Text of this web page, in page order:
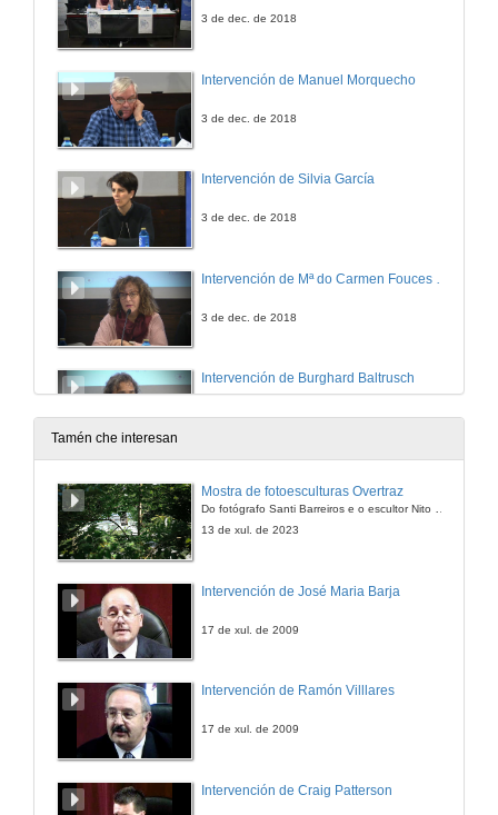
3 de dec. de 2018
Intervención de Manuel Morquecho
3 de dec. de 2018
Intervención de Silvia García
3 de dec. de 2018
3 de dec. de 2018
Intervención de Burghard Baltrusch
3 de dec. de 2018
Conferencia inaugural
3 de dec. de 2018
Conferencia
Tamén che interesan
Mostra de fotoesculturas Overtraz
13 de xul. de 2023
Intervención de José Maria Barja
17 de xul. de 2009
Intervención de Ramón Villlares
17 de xul. de 2009
Intervención de Craig Patterson